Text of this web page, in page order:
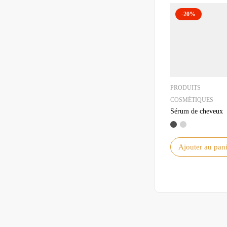
-20%
PRODUITS
COSMÉTIQUES
Sérum de cheveux
Ajouter au